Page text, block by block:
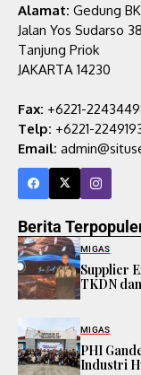
Alamat: Gedung
Jalan Yos Sudarso
Tanjung Priok
JAKARTA 14230
Fax: +6221-
Telp: +6221-
Email:
Berita
MIGAS
Supplier
TKDN
MIGAS
PHI
Industri